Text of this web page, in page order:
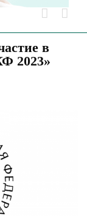
в
2023»